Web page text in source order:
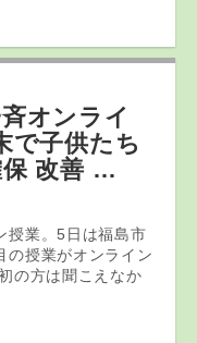
オンライ
で子供たち
保 改善 …
授業。5日は福島市
の授業がオンライン
の方は聞こえなか